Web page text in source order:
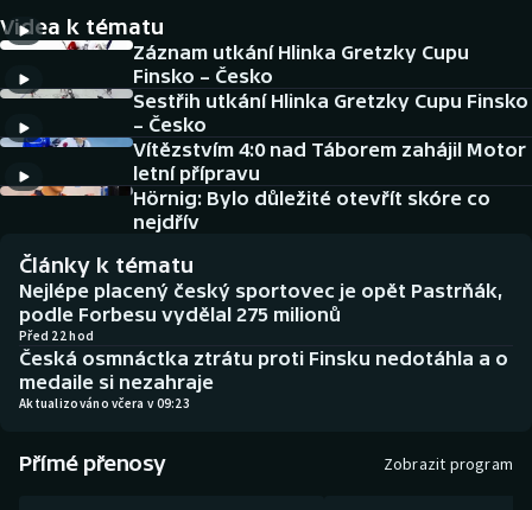
Cyklistika
DALŠÍ SPORTY
Americký fotbal
Baseball a softbal
Basketbal
Biatlon
Boby a skeleton
NEPŘEHLÉDNĚTE
Soutěže
Historické návraty
Aplikace ČT sport
AZ kvíz
Videa k tématu
Záznam utkání Hlinka Gretzky Cupu
Finsko – Česko
Sestřih utkání Hlinka Gretzky Cupu Finsko
– Česko
Vítězstvím 4:0 nad Táborem zahájil Motor
letní přípravu
Hörnig: Bylo důležité otevřít skóre co
nejdřív
Články k tématu
Nejlépe placený český sportovec je opět Pastrňák,
podle Forbesu vydělal 275 milionů
Před 22 hod
Česká osmnáctka ztrátu proti Finsku nedotáhla a o
medaile si nezahraje
Aktualizováno včera v 09:23
Přímé přenosy Zobrazit program